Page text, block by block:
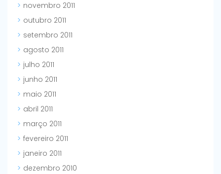
novembro 2011
outubro 2011
setembro 2011
agosto 2011
julho 2011
junho 2011
maio 2011
abril 2011
março 2011
fevereiro 2011
janeiro 2011
dezembro 2010